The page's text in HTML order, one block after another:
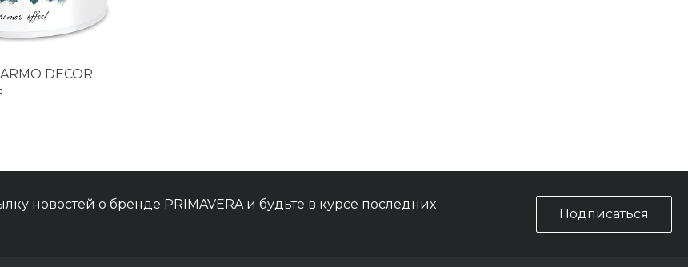
DECOR
новостей о бренде PRIMAVERA и будьте в курсе последних
Подписаться